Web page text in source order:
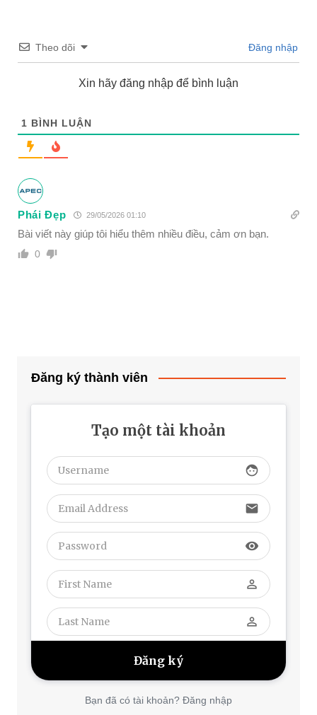
Theo dõi Đăng nhập
Xin hãy đăng nhập để bình luận
1 BÌNH LUẬN
Phái Đẹp 29/05/2026 01:10
Bài viết này giúp tôi hiểu thêm nhiều điều, cảm ơn bạn.
0
Đăng ký thành viên
Tạo một tài khoản
face
email
visibility
perm_identity
perm_identity
Bạn đã có tài khoản? Đăng nhập